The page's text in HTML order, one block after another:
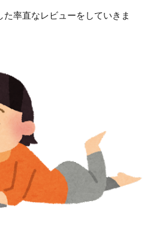
率直なレビューをしていきま